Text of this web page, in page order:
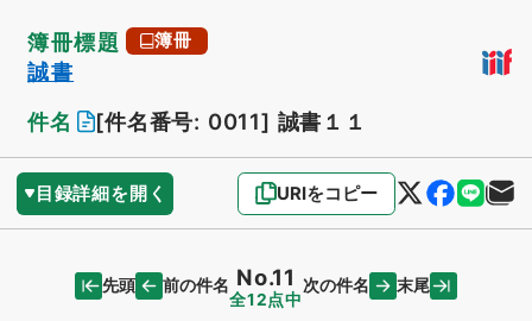
簿冊標題 簿冊
誠書
件名
[件名番号: 0011] 誠書１１
目録詳細を開く URIをコピー
先頭 前の件名 No.11
全12点中
次の件名 末尾